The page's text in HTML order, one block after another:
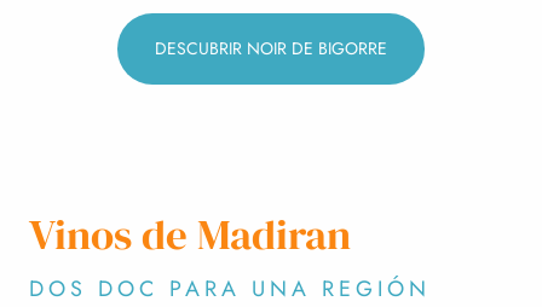
DESCUBRIR NOIR DE BIGORRE
Vinos de Madiran
DOS DOC PARA UNA REGIÓN